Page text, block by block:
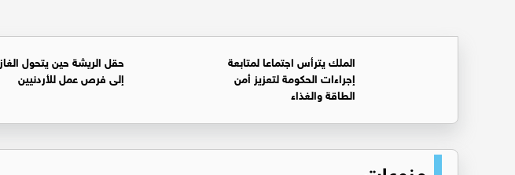
الملك يترأس اجتماعا لمتابعة
إجراءات الحكومة لتعزيز أمن
الطاقة والغذاء
حقل الريشة حين يتحول الغاز
إلى فرص عمل للأردنيين